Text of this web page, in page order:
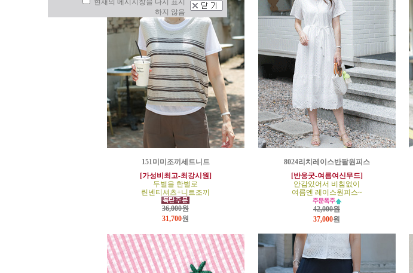
151미미조끼세트니트
[가성비최고-최강시원]
두벌을 한벌로
린넨티셔츠+니트조끼
36,000원
31,700원
8024리치레이스반팔원피스
[반응굿-여름여신무드]
안감있어서 비침없이
여름엔 레이스원피스~
42,000원
37,000원
현재의 메시지창을 다시 표시
하지 않음